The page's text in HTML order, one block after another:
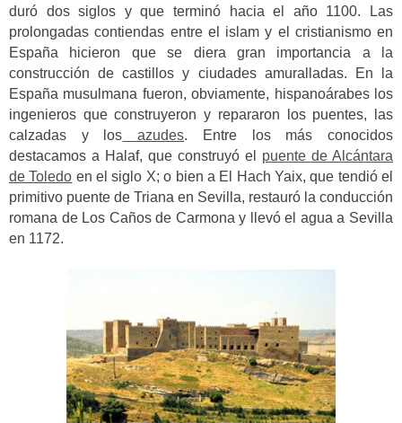
duró dos siglos y que terminó hacia el año 1100. Las
prolongadas contiendas entre el islam y el cristianismo en
España hicieron que se diera gran importancia a la
construcción de castillos y ciudades amuralladas. En la
España musulmana fueron, obviamente, hispanoárabes los
ingenieros que construyeron y repararon los puentes, las
calzadas y los azudes. Entre los más conocidos
destacamos a Halaf, que construyó el puente de Alcántara
de Toledo en el siglo X; o bien a El Hach Yaix, que tendió el
primitivo puente de Triana en Sevilla, restauró la conducción
romana de Los Caños de Carmona y llevó el agua a Sevilla
en 1172.